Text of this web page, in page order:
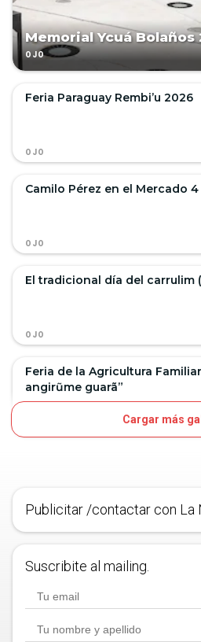
Memorial Ycuá Bolaños
OJO
Feria Paraguay Rembi’u 2026
OJO
Camilo Pérez en el Mercado 4
OJO
El tradicional día del carrulim
OJO
Feria de la Agricultura
angirũme guarã”
Cargar más
Publicitar /contactar con La
Suscribite al mailing.